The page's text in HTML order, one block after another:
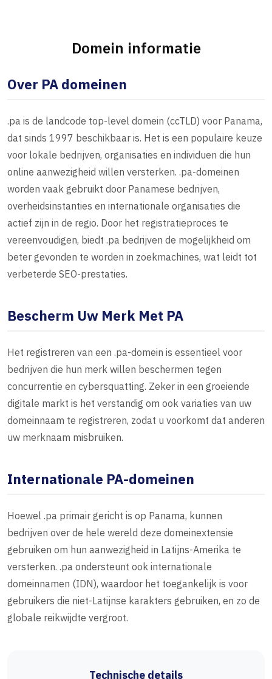
Domein informatie
Over PA domeinen
.pa is de landcode top-level domein (ccTLD) voor Panama,
dat sinds 1997 beschikbaar is. Het is een populaire keuze
voor lokale bedrijven, organisaties en individuen die hun
online aanwezigheid willen versterken. .pa-domeinen
worden vaak gebruikt door Panamese bedrijven,
overheidsinstanties en internationale organisaties die
actief zijn in de regio. Door het registratieproces te
vereenvoudigen, biedt .pa bedrijven de mogelijkheid om
beter gevonden te worden in zoekmachines, wat leidt tot
verbeterde SEO-prestaties.
Bescherm Uw Merk Met PA
Het registreren van een .pa-domein is essentieel voor
bedrijven die hun merk willen beschermen tegen
concurrentie en cybersquatting. Zeker in een groeiende
digitale markt is het verstandig om ook variaties van uw
domeinnaam te registreren, zodat u voorkomt dat anderen
uw merknaam misbruiken.
Internationale PA-domeinen
Hoewel .pa primair gericht is op Panama, kunnen
bedrijven over de hele wereld deze domeinextensie
gebruiken om hun aanwezigheid in Latijns-Amerika te
versterken. .pa ondersteunt ook internationale
domeinnamen (IDN), waardoor het toegankelijk is voor
gebruikers die niet-Latijnse karakters gebruiken, en zo de
globale reikwijdte vergroot.
Technische details